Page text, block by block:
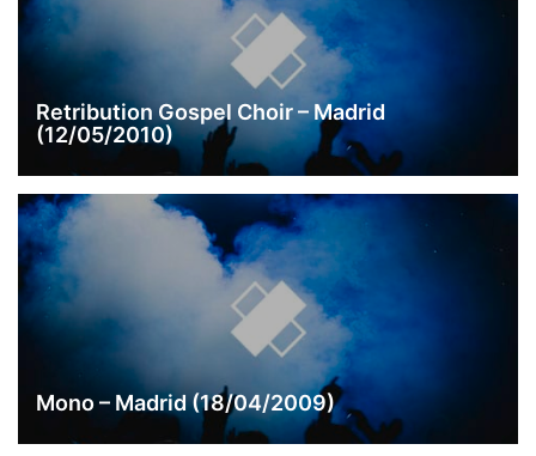
Retribution Gospel Choir – Madrid
(12/05/2010)
Mono – Madrid (18/04/2009)